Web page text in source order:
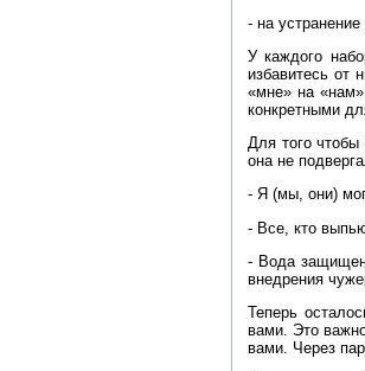
- на
У каждого
избавитесь от
«мне» на
конкретными
Для того
она не
- Я (мы, они)
- Все, кто
- Вода
внедрения
Теперь
вами. Это
вами. Через